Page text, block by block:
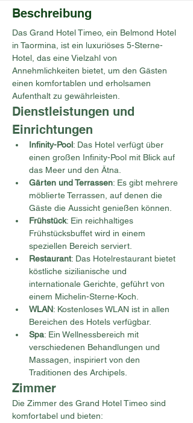
Beschreibung
Das Grand Hotel Timeo, ein Belmond Hotel
in Taormina, ist ein luxuriöses 5-Sterne-
Hotel, das eine Vielzahl von
Annehmlichkeiten bietet, um den Gästen
einen komfortablen und erholsamen
Aufenthalt zu gewährleisten.
Dienstleistungen und
Einrichtungen
Infinity-Pool: Das Hotel verfügt über
einen großen Infinity-Pool mit Blick auf
das Meer und den Ätna.
Gärten und Terrassen: Es gibt mehrere
möblierte Terrassen, auf denen die
Gäste die Aussicht genießen können.
Frühstück: Ein reichhaltiges
Frühstücksbuffet wird in einem
speziellen Bereich serviert.
Restaurant: Das Hotelrestaurant bietet
köstliche sizilianische und
internationale Gerichte, geführt von
einem Michelin-Sterne-Koch.
WLAN: Kostenloses WLAN ist in allen
Bereichen des Hotels verfügbar.
Spa: Ein Wellnessbereich mit
verschiedenen Behandlungen und
Massagen, inspiriert von den
Traditionen des Archipels.
Zimmer
Die Zimmer des Grand Hotel Timeo sind
komfortabel und bieten: